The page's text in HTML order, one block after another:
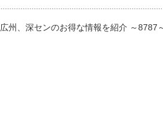
広州、深センのお得な情報を紹介 ～8787